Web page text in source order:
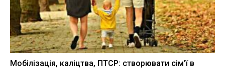
Мобілізація, каліцтва, ПТСР: створювати сім'ї в